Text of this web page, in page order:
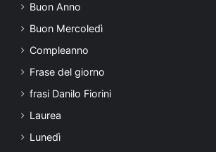
Buon Anno
Buon Mercoledì
Compleanno
Frase del giorno
frasi Danilo Fiorini
Laurea
Lunedì